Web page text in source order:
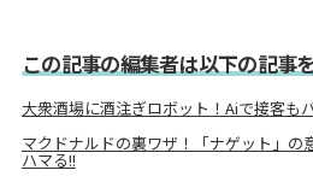
この記事の編集者は以下の記事
大衆酒場に酒注ぎロボット！Aiで接客も
マクドナルドの裏ワザ！「ナゲット」の
ハマる!!